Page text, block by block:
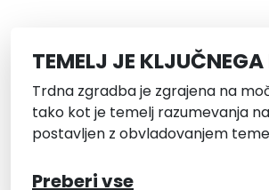
TEMELJ JE
Trdna zgradba je zgrajena na
tako kot je temelj razumevanja
postavljen z obvladovanjem
Preberi vse